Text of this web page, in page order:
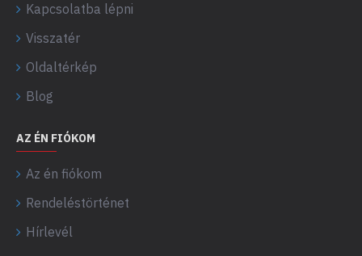
Kapcsolatba lépni
Visszatér
Oldaltérkép
Blog
AZ ÉN FIÓKOM
Az én fiókom
Rendeléstörténet
Hírlevél